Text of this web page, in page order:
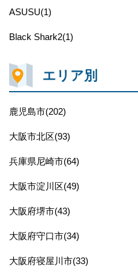
ASUSU(1)
Black Shark2(1)
エリア別
鹿児島市(202)
大阪市北区(93)
兵庫県尼崎市(64)
大阪市淀川区(49)
大阪府堺市(43)
大阪府守口市(34)
大阪府寝屋川市(33)